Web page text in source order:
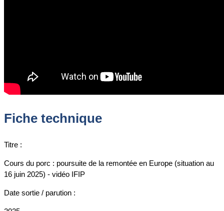
Fiche technique
Titre :
Cours du porc : poursuite de la remontée en Europe (situation au
16 juin 2025) - vidéo IFIP
Date sortie / parution :